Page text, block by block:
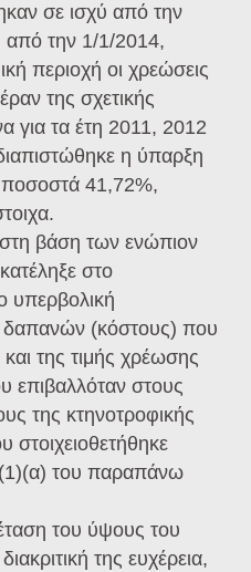
σε ισχύ από την
από την 1/1/2014,
περιοχή οι χρεώσεις
της σχετικής
για τα έτη 2011, 2012
η ύπαρξη
41,72%,
βάση των ενώπιον
στο
υπερβολική
δαπανών (κόστους) που
της τιμής χρέωσης
επιβαλλόταν στους
της κτηνοτροφικής
στοιχειοθετήθηκε
του παραπάνω
του ύψους του
της ευχέρεια,